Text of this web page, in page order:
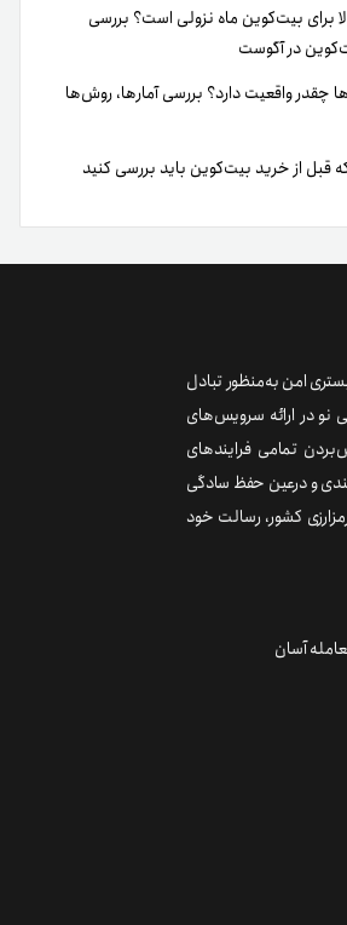
برای بیت‌کوین ماه نزولی است؟ بررسی
در آگوست
چقدر واقعیت دارد؟ بررسی آمارها، روش‌ها
امن به‌منظور تبادل
نو در ارائه سرویس‌های
تمامی فرایندهای
و درعین حفظ سادگی
کشور، رسالت خود
آسان